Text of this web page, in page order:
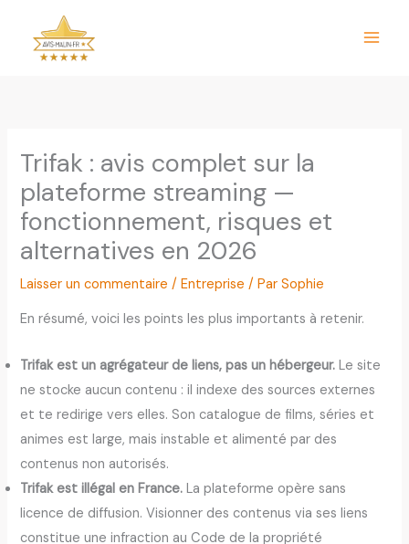
contenu
Trifak : avis complet sur la
plateforme streaming —
fonctionnement, risques et
alternatives en 2026
Laisser un commentaire /Entreprise / ParSophie
En résumé, voici les points les plus importants à retenir.
Trifak est un agrégateur de liens, pas un hébergeur. Le site
ne stocke aucun contenu : il indexe des sources externes
et te redirige vers elles. Son catalogue de films, séries et
animes est large, mais instable et alimenté par des
contenus non autorisés.
Trifak est illégal en France. La plateforme opère sans
licence de diffusion. Visionner des contenus via ses liens
constitue une infraction au Code de la propriété